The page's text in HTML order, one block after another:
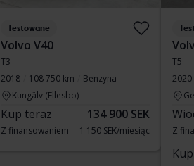
Testowane
Volvo V40
T3
2018
108 750 km
Benzyna
Kungälv (Ellesbo)
Kup teraz 134 900 SEK
Z finansowaniem 1 150 SEK/miesiąc
T5
2020
Z